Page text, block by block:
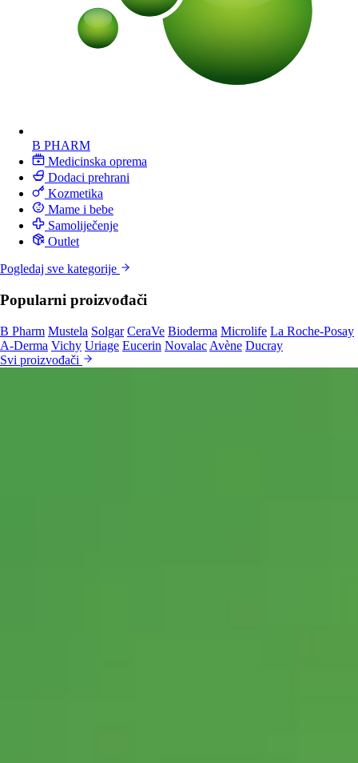
B PHARM
Medicinska oprema
Dodaci prehrani
Kozmetika
Mame i bebe
Samoliječenje
Outlet
Pogledaj sve kategorije
Popularni proizvođači
B Pharm Mustela Solgar CeraVe Bioderma Microlife La Roche-Posay
A-Derma Vichy Uriage Eucerin Novalac Avène Ducray
Svi proizvođači